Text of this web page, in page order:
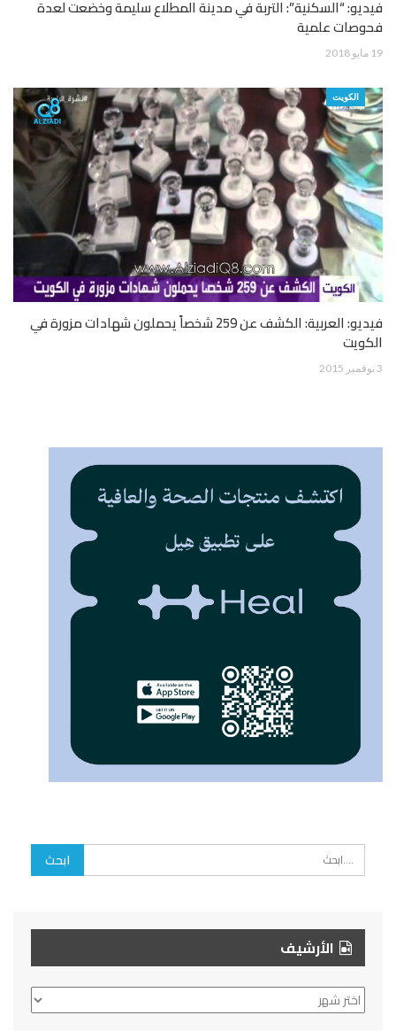
فيديو: “السكنية”: التربة في مدينة المطلاع سليمة وخضعت لعدة
فحوصات علمية
19 مايو 2018
الكويت
فيديو: العربية: الكشف عن 259 شخصاً يحملون شهادات مزورة في
الكويت
3 نوفمبر 2015
الأرشيف
الأرشيف